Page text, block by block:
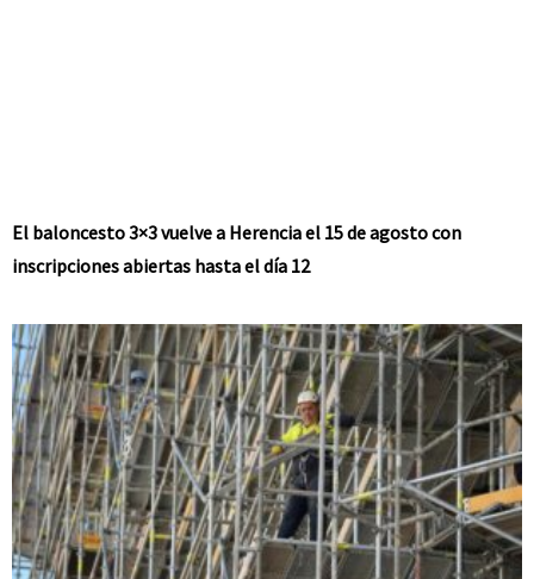
El baloncesto 3×3 vuelve a Herencia el 15 de agosto con
inscripciones abiertas hasta el día 12